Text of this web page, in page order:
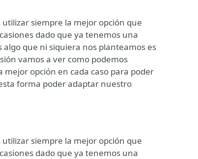
siempre la mejor opción que
dado que ya tenemos una
que ni siquiera nos planteamos es
vamos a ver como podemos
opción en cada caso para poder
forma poder adaptar nuestro
siempre la mejor opción que
dado que ya tenemos una